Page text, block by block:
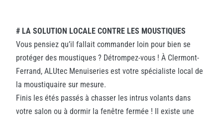
# LA SOLUTION LOCALE CONTRE LES MOUSTIQUES
Vous pensiez qu’il fallait commander loin pour bien se
protéger des moustiques ? Détrompez-vous ! À Clermont-
Ferrand, ALUtec Menuiseries est votre spécialiste local de
la moustiquaire sur mesure.
Finis les étés passés à chasser les intrus volants dans
votre salon ou à dormir la fenêtre fermée ! Il existe une